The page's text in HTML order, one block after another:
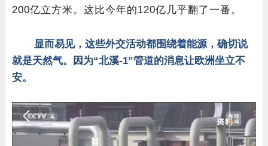
200亿立方米。这比今年的120亿几乎翻了一番。
显而易见，这些外交活动都围绕着能源，确切说
就是天然气。因为“北溪-1”管道的消息让欧洲坐立不
安。